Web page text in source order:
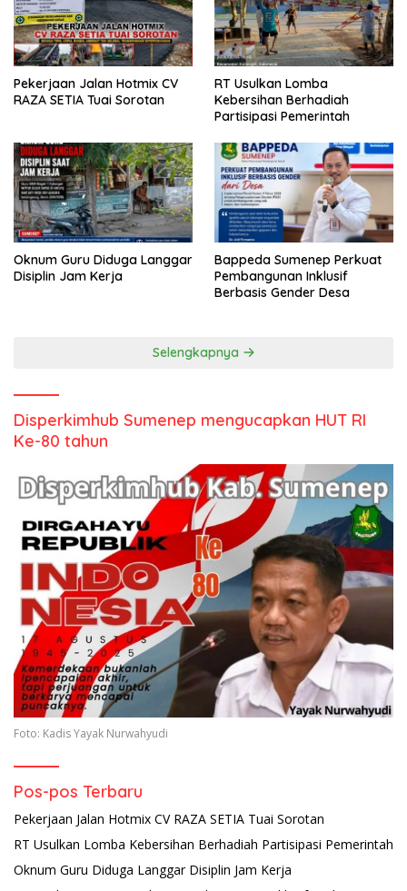
Pekerjaan Jalan Hotmix CV
RAZA SETIA Tuai Sorotan
RT Usulkan Lomba
Kebersihan Berhadiah
Partisipasi Pemerintah
Oknum Guru Diduga Langgar
Disiplin Jam Kerja
Bappeda Sumenep Perkuat
Pembangunan Inklusif
Berbasis Gender Desa
Selengkapnya
Disperkimhub Sumenep mengucapkan HUT RI
Ke-80 tahun
Foto: Kadis Yayak Nurwahyudi
Pos-pos Terbaru
Pekerjaan Jalan Hotmix CV RAZA SETIA Tuai Sorotan
RT Usulkan Lomba Kebersihan Berhadiah Partisipasi Pemerintah
Oknum Guru Diduga Langgar Disiplin Jam Kerja